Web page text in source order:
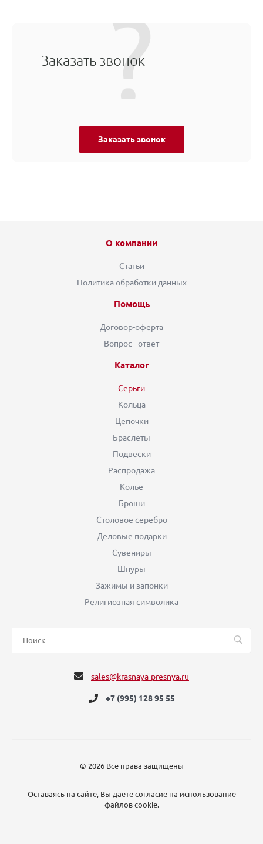
Заказать звонок
Заказать звонок
О компании
Статьи
Политика обработки данных
Помощь
Договор-оферта
Вопрос - ответ
Каталог
Серьги
Кольца
Цепочки
Браслеты
Подвески
Распродажа
Колье
Броши
Столовое серебро
Деловые подарки
Сувениры
Шнуры
Зажимы и запонки
Религиозная символика
sales@krasnaya-presnya.ru
+7 (995) 128 95 55
© 2026 Все права защищены
Оставаясь на сайте, Вы даете согласие на использование
файлов cookie.